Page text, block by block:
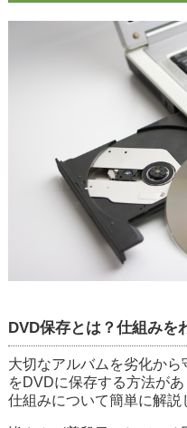
DVD保存とは？仕組みを
大切なアルバムを劣化か
をDVDに保存する方法が
仕組みについて簡単に解説